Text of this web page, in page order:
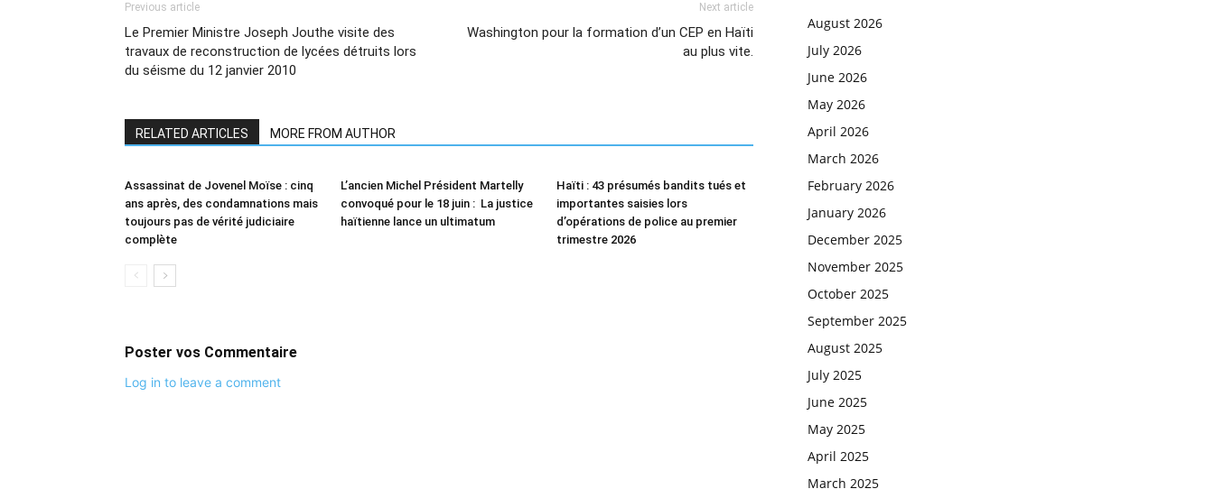
Previous article
Le Premier Ministre Joseph Jouthe visite des
travaux de reconstruction de lycées détruits lors
du séisme du 12 janvier 2010
Next article
Washington pour la formation d’un CEP en Haïti
au plus vite.
RELATED ARTICLES MORE FROM AUTHOR
Assassinat de Jovenel Moïse : cinq
ans après, des condamnations mais
toujours pas de vérité judiciaire
complète
L’ancien Michel Président Martelly
convoqué pour le 18 juin : La justice
haïtienne lance un ultimatum
Haïti : 43 présumés bandits tués et
importantes saisies lors
d’opérations de police au premier
trimestre 2026
Poster vos Commentaire
Log in to leave a comment
August 2026
July 2026
June 2026
May 2026
April 2026
March 2026
February 2026
January 2026
December 2025
November 2025
October 2025
September 2025
August 2025
July 2025
June 2025
May 2025
April 2025
March 2025